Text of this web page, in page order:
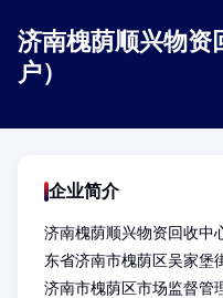
济南槐荫顺兴物资
户）
企业简介
济南槐荫顺兴物资回收中
东省济南市槐荫区吴家堡
济南市槐荫区市场监督管